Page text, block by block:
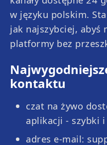
w języku polskim.
jak najszybciej, abyś
platformy bez
kontaktu
czat na żywo
aplikacji - szybki
adres e-mail: